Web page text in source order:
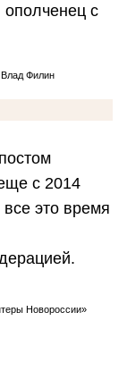
Филин
с 2014
это время
Новороссии»